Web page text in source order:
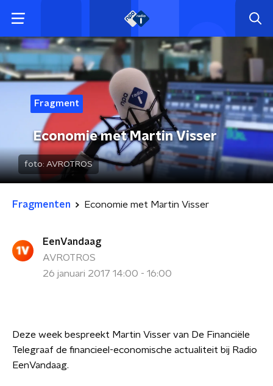
Fragment
Economie met Martin Visser
foto: AVROTROS
Fragmenten Economie met Martin Visser
EenVandaag
AVROTROS
26 januari 2017 14:00 - 16:00
Deze week bespreekt Martin Visser van De Financiële
Telegraaf de financieel-economische actualiteit bij Radio
EenVandaag.